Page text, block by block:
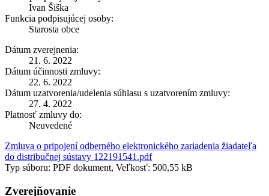
Ivan Šiška
Funkcia podpisujúcej osoby:
Starosta obce
Dátum zverejnenia:
21. 6. 2022
Dátum účinnosti zmluvy:
22. 6. 2022
Dátum uzatvorenia/udelenia súhlasu s uzatvorením zmluvy:
27. 4. 2022
Platnosť zmluvy do:
Neuvedené
Zmluva o pripojení odberného elektronického zariadenia žiadateľa
do distribučnej sústavy 122191541.pdf
Typ súboru: PDF dokument, Veľkosť: 500,55 kB
Zverejňovanie